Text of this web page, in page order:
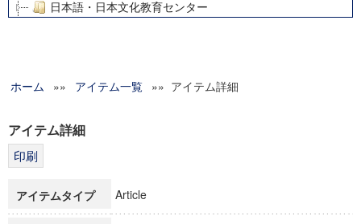
日本語・日本文化教育センター
グローバルリサーチインスティテュート
科学研究費補助金研究成果報告書
博士課程教育リーディングプログラム「超成熟社会発展のサ
ホーム »» アイテム一覧 »» アイテム詳細
アイテム詳細
アイテムタイプ Article